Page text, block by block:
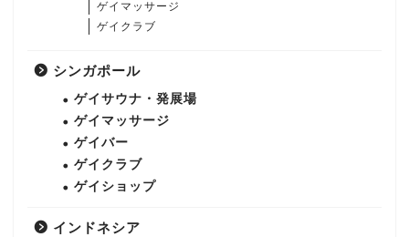
ゲイマッサージ
ゲイクラブ
シンガポール
ゲイサウナ・発展場
ゲイマッサージ
ゲイバー
ゲイクラブ
ゲイショップ
インドネシア